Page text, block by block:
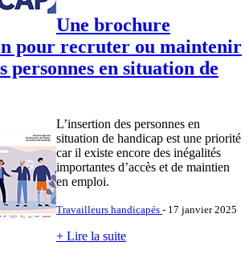
Une brochure
pour recruter ou maintenir
personnes en situation de
L’insertion des personnes en
situation de handicap est une priorité
car il existe encore des inégalités
importantes d’accès et de maintien
en emploi.
Travailleurs handicapés - 17 janvier 2025
+ Lire la suite